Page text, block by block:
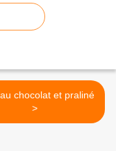
chocolat et praliné
>